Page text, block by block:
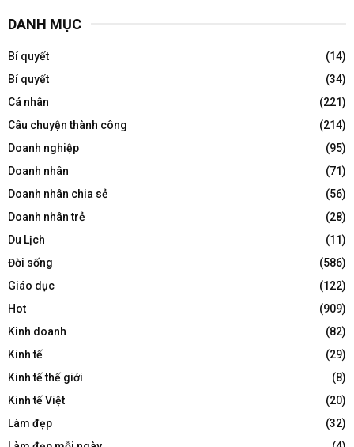
DANH MỤC
Bí quyết
(14)
Bí quyết
(34)
Cá nhân
(221)
Câu chuyện thành công
(214)
Doanh nghiệp
(95)
Doanh nhân
(71)
Doanh nhân chia sẻ
(56)
Doanh nhân trẻ
(28)
Du Lịch
(11)
Đời sống
(586)
Giáo dục
(122)
Hot
(909)
Kinh doanh
(82)
Kinh tế
(29)
Kinh tế thế giới
(8)
Kinh tế Việt
(20)
Làm đẹp
(32)